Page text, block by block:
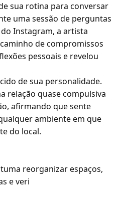
sua rotina para conversar
uma sessão de perguntas
Instagram, a artista
de compromissos
pessoais e revelou
de sua personalidade.
relação quase compulsiva
afirmando que sente
ambiente em que
do local.
reorganizar espaços,
e veri